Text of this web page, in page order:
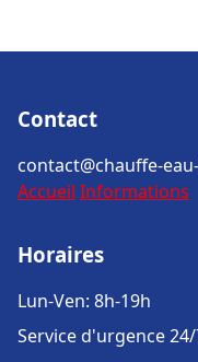
Contact
contact@chauffe-
Accueil Informations
Horaires
Lun-Ven: 8h-19h
Service d'urgence